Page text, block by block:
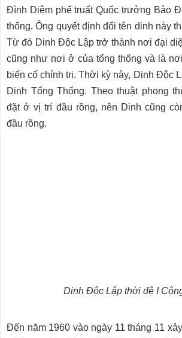
Đình Diệm phế truất Quốc trưởng Bảo
thống. Ông quyết định đổi tên dinh này
Từ đó Dinh Độc Lập trở thành nơi đại
cũng như nơi ở của tổng thống và là
biến cố chính trị. Thời kỳ này, Dinh Độc
Dinh Tổng Thống. Theo thuật phong
đặt ở vị trí đầu rồng, nên Dinh cũng
đầu rồng.
Dinh Độc Lập thời đệ I
Đến năm 1960 vào ngày 11 tháng 11